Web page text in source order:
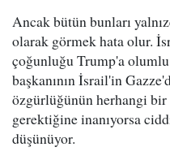
Ancak bütün bunları
olarak görmek hata olur.
çoğunluğu Trump'a
başkanının İsrail'in
özgürlüğünün herhangi bir
gerektiğine inanıyorsa
düşünüyor.